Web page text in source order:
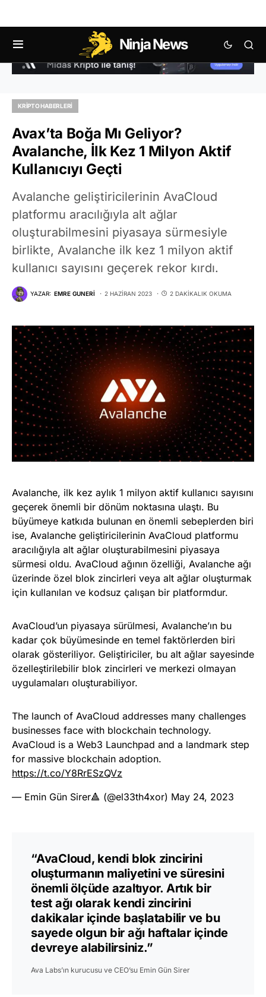
Ninja News
KRIPTO HABERLERI
Avax’ta Boğa Mı Geliyor?
Avalanche, İlk Kez 1 Milyon Aktif
Kullanıcıyı Geçti
Avalanche geliştiricilerinin AvaCloud
platformu aracılığıyla alt ağlar
oluşturabilmesini piyasaya sürmesiyle
birlikte, Avalanche ilk kez 1 milyon aktif
kullanıcı sayısını geçerek rekor kırdı.
YAZAR: EMRE GUNERI 2 HAZIRAN 2023 2 DAKIKALIK OKUMA
Avalanche, ilk kez aylık 1 milyon aktif kullanıcı sayısını
geçerek önemli bir dönüm noktasına ulaştı. Bu
büyümeye katkıda bulunan en önemli sebeplerden biri
ise, Avalanche geliştiricilerinin AvaCloud platformu
aracılığıyla alt ağlar oluşturabilmesini piyasaya
sürmesi oldu. AvaCloud ağının özelliği, Avalanche ağı
üzerinde özel blok zincirleri veya alt ağlar oluşturmak
için kullanılan ve kodsuz çalışan bir platformdur.
AvaCloud’un piyasaya sürülmesi, Avalanche’ın bu
kadar çok büyümesinde en temel faktörlerden biri
olarak gösteriliyor. Geliştiriciler, bu alt ağlar sayesinde
özelleştirilebilir blok zincirleri ve merkezi olmayan
uygulamaları oluşturabiliyor.
The launch of AvaCloud addresses many challenges
businesses face with blockchain technology.
AvaCloud is a Web3 Launchpad and a landmark step
for massive blockchain adoption.
https://t.co/Y8RrESzQVz
— Emin Gün Sirer🔺 (@el33th4xor) May 24, 2023
“AvaCloud, kendi blok zincirini
oluşturmanın maliyetini ve süresini
önemli ölçüde azaltıyor. Artık bir
test ağı olarak kendi zincirini
dakikalar içinde başlatabilir ve bu
sayede olgun bir ağı haftalar içinde
devreye alabilirsiniz.”
Ava Labs’ın kurucusu ve CEO’su Emin Gün Sirer